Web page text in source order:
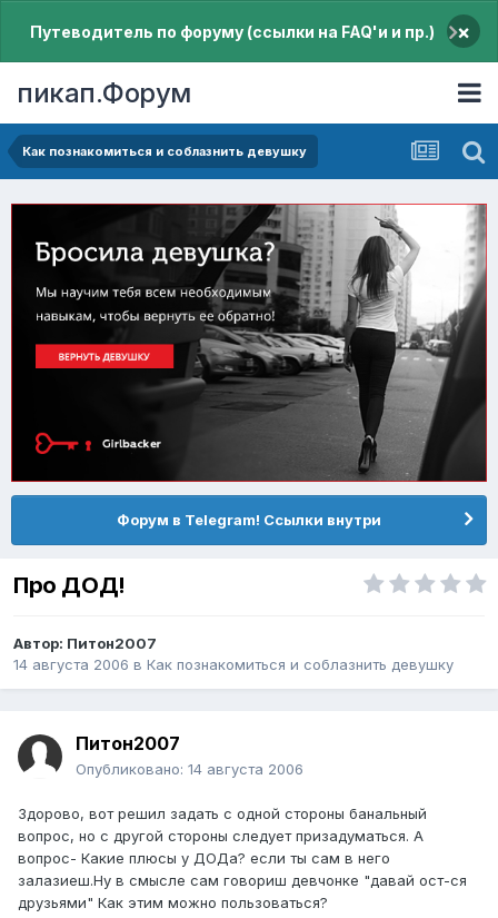
Путеводитель по форуму (ссылки на FAQ'и и пр.) ×
пикап.Форум
Как познакомиться и соблазнить девушку
Форум в Telegram! Ссылки внутри
Про ДОД!
Автор: Питон2007
14 августа 2006 в Как познакомиться и соблазнить девушку
Питон2007
Опубликовано: 14 августа 2006
Здорово, вот решил задать с одной стороны банальный
вопрос, но с другой стороны следует призадуматься. А
вопрос- Какие плюсы у ДОДа? если ты сам в него
залазиеш.Ну в смысле сам говориш девчонке "давай ост-ся
друзьями" Как этим можно пользоваться?